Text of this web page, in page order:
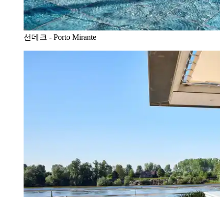
선데크 - Porto Mirante